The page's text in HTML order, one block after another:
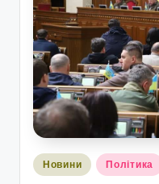
Опубліковано
Новини Політика